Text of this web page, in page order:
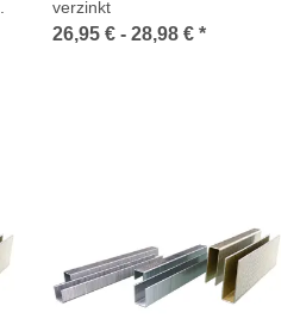
verzinkt
26,95 € - 28,98 € *